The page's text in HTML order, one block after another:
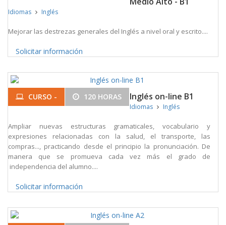
Idiomas Inglés
Mejorar las destrezas generales del Inglés a nivel oral y escrito....
Solicitar información
CURSO - 120 HORAS Inglés on-line B1
Idiomas Inglés
Ampliar nuevas estructuras gramaticales, vocabulario y
expresiones relacionadas con la salud, el transporte, las
compras..., practicando desde el principio la pronunciación. De
manera que se promueva cada vez más el grado de
independencia del alumno....
Solicitar información